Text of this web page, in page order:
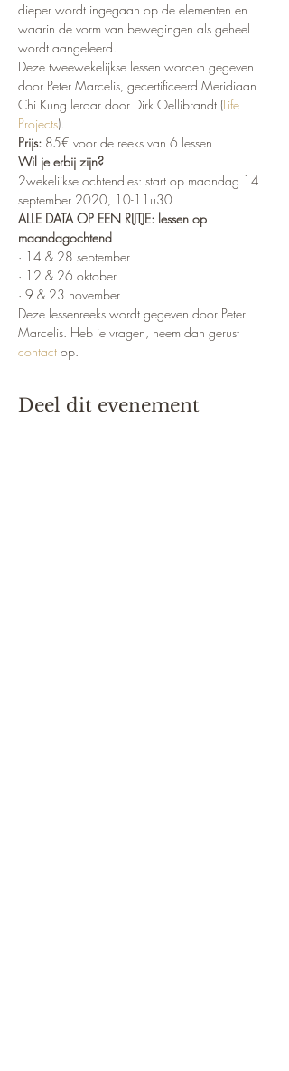
dieper wordt ingegaan op de elementen en
waarin de vorm van bewegingen als geheel
wordt aangeleerd.
Deze tweewekelijkse lessen worden gegeven
door Peter Marcelis, gecertificeerd Meridiaan
Chi Kung leraar door Dirk Oellibrandt (Life
Projects).
Prijs: 85€ voor de reeks van 6 lessen
Wil je erbij zijn?
2wekelijkse ochtendles: start op maandag 14
september 2020, 10-11u30
ALLE DATA OP EEN RIJTJE: lessen op
maandagochtend
· 14 & 28 september
· 12 & 26 oktober
· 9 & 23 november
Deze lessenreeks wordt gegeven door Peter
Marcelis. Heb je vragen, neem dan gerust
contact op.
Deel dit evenement